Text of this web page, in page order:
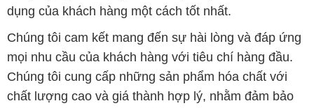
dụng của khách hàng một cách tốt nhất.
Chúng tôi cam kết mang đến sự hài lòng và đáp ứng
mọi nhu cầu của khách hàng với tiêu chí hàng đầu.
Chúng tôi cung cấp những sản phẩm hóa chất với
chất lượng cao và giá thành hợp lý, nhằm đảm bảo